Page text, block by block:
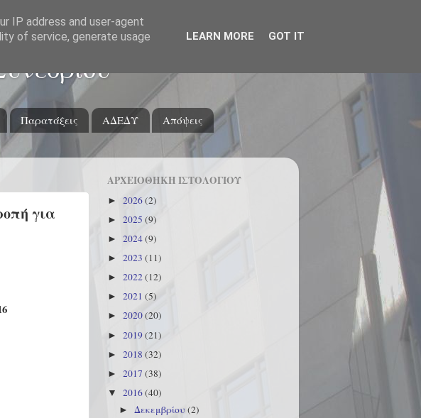
Παρατάξεις ΑΔΕΔΥ
Απόψεις
για
ΑΡΧΕΙΟΘΗΚΗ ΙΣΤΟΛΟΓΙΟΥ
► 2026(2)
► 2025 (9)
► 2024(9)
► 2023 (11)
► 2022(12)
► 2021 (5)
► 2020(20)
► 2019(21)
► 2018 (32)
► 2017 (38)
▼ 2016(40)
► Δεκεμβρίου(2)
IP address and user-agent
of service, generate usage
LEARN MORE GOT IT